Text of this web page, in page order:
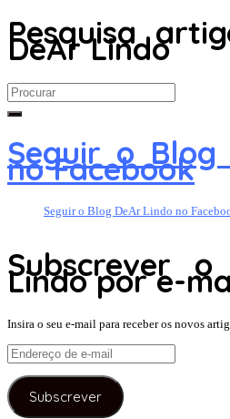
Pesquisa
DeAr Lindo
Search
for:
Seguir o Blog
no Facebook
Seguir o Blog DeAr Lindo no
Subscrever
Lindo por e-
Insira o seu e-mail para receber os novos
Endereço
de
e-
mail
Subscrever